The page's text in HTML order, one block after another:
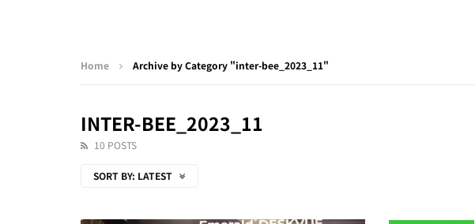
Home Archive by Category "inter-bee_2023_11"
INTER-BEE_2023_11
10 POSTS
SORT BY: LATEST